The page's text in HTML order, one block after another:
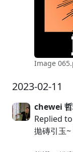
Image
2023-02-11
chewei
Replied
拋磚引玉